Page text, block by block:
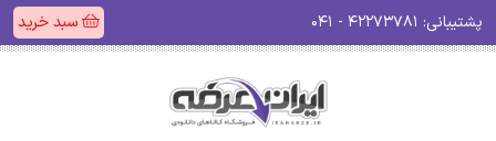
پشتیبانی: سبد خرید